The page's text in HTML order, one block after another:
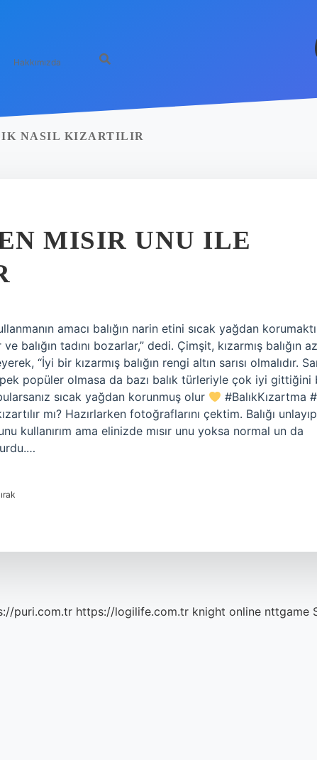
Hakkımızda
NASIL KIZARTILIR
MISIR UNU ILE
amacı balığın narin etini sıcak yağdan
balığın tadını bozarlar,” dedi. Çimşit, kızarmış balığın
“İyi bir kızarmış balığın rengi altın sarısı olmalıdır.
pek popüler olmasa da bazı balık türleriyle çok iyi
sıcak yağdan korunmuş olur
#BalıkKızartma
mı? Hazırlarken fotoğraflarını çektim. Balığı unlayıp
kullanırım ama elinizde mısır unu yoksa normal un da
puri.com.tr https://logilife.com.tr knight online nttgame